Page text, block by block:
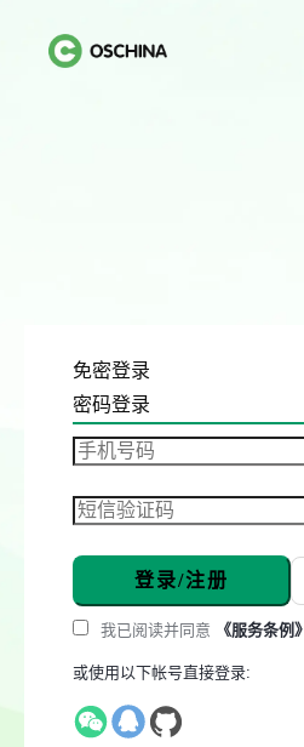
免密登录
密码登录
登录/注册
我已阅读并同意 《服务条例》
或使用以下帐号直接登录: